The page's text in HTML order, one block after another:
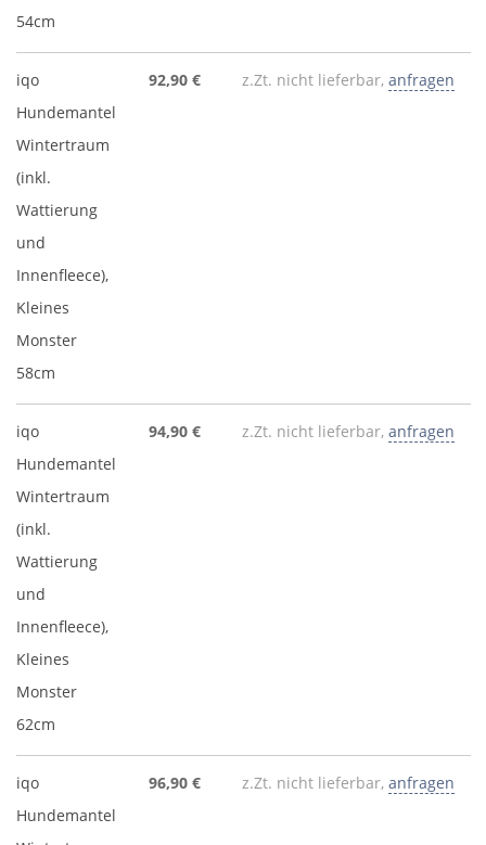
54cm
iqo
Hundemantel
Wintertraum
(inkl.
Wattierung
und
Innenfleece),
Kleines
Monster
58cm
92,90 € z.Zt. nicht lieferbar, anfragen
iqo
Hundemantel
Wintertraum
(inkl.
Wattierung
und
Innenfleece),
Kleines
Monster
62cm
94,90 € z.Zt. nicht lieferbar, anfragen
iqo
Hundemantel
96,90 € z.Zt. nicht lieferbar, anfragen